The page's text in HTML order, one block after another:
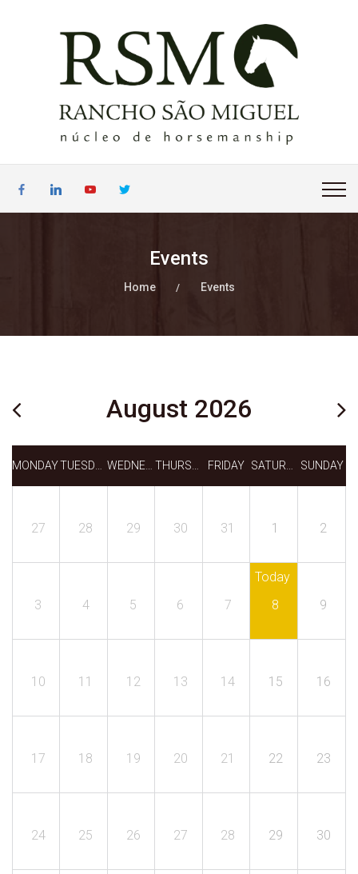
Events
Home Events
August 2026
MONDAY FRIDAY SUNDAY
27 28 29 30 31 1 2
3 4 5 6 7 8
Today
9
10 11 12 13 14 15 16
17 18 19 20 21 22 23
24 25 26 27 28 29 30